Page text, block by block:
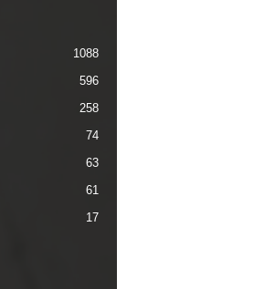
1088
596
258
74
63
61
17